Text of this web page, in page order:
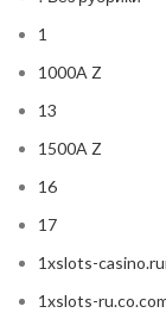
1
1000A Z
13
1500A Z
16
17
1xslots-
1xslots-